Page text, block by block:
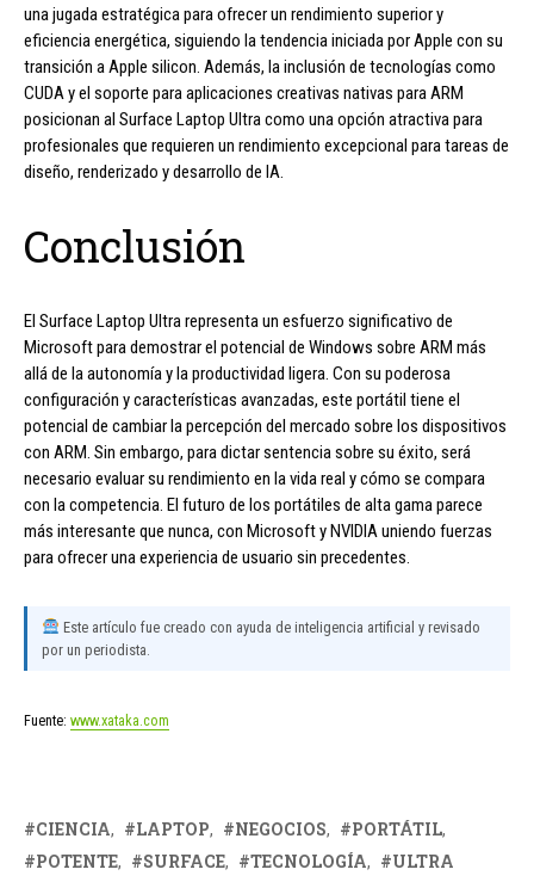
una jugada estratégica para ofrecer un rendimiento superior y
eficiencia energética, siguiendo la tendencia iniciada por Apple con su
transición a Apple silicon. Además, la inclusión de tecnologías como
CUDA y el soporte para aplicaciones creativas nativas para ARM
posicionan al Surface Laptop Ultra como una opción atractiva para
profesionales que requieren un rendimiento excepcional para tareas de
diseño, renderizado y desarrollo de IA.
Conclusión
El Surface Laptop Ultra representa un esfuerzo significativo de
Microsoft para demostrar el potencial de Windows sobre ARM más
allá de la autonomía y la productividad ligera. Con su poderosa
configuración y características avanzadas, este portátil tiene el
potencial de cambiar la percepción del mercado sobre los dispositivos
con ARM. Sin embargo, para dictar sentencia sobre su éxito, será
necesario evaluar su rendimiento en la vida real y cómo se compara
con la competencia. El futuro de los portátiles de alta gama parece
más interesante que nunca, con Microsoft y NVIDIA uniendo fuerzas
para ofrecer una experiencia de usuario sin precedentes.
Este artículo fue creado con ayuda de inteligencia artificial y revisado
por un periodista.
Fuente: www.xataka.com
CIENCIA LAPTOP NEGOCIOS
PORTÁTIL
POTENTE
SURFACE TECNOLOGÍA ULTRA